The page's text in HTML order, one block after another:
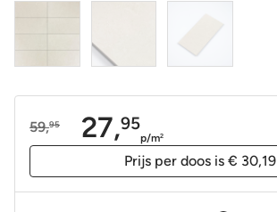
59,95
Oorspronkelijke
27,95
Huidige
p/m2
Prijs per doos is € 30,19